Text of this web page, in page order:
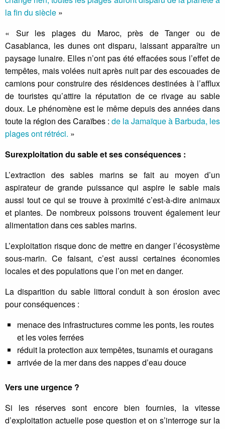
la fin du siècle »
« Sur les plages du Maroc, près de Tanger ou de
Casablanca, les dunes ont disparu, laissant apparaître un
paysage lunaire. Elles n’ont pas été effacées sous l’effet de
tempêtes, mais volées nuit après nuit par des escouades de
camions pour construire des résidences destinées à l’afflux
de touristes qu’attire la réputation de ce rivage au sable
doux. Le phénomène est le même depuis des années dans
toute la région des Caraïbes : de la Jamaïque à Barbuda, les
plages ont rétréci. »
Surexploitation du sable et ses conséquences :
L’extraction des sables marins se fait au moyen d’un
aspirateur de grande puissance qui aspire le sable mais
aussi tout ce qui se trouve à proximité c’est-à-dire animaux
et plantes. De nombreux poissons trouvent également leur
alimentation dans ces sables marins.
L’exploitation risque donc de mettre en danger l’écosystème
sous-marin. Ce faisant, c’est aussi certaines économies
locales et des populations que l’on met en danger.
La disparition du sable littoral conduit à son érosion avec
pour conséquences :
menace des infrastructures comme les ponts, les routes
et les voies ferrées
réduit la protection aux tempêtes, tsunamis et ouragans
arrivée de la mer dans des nappes d’eau douce
Vers une urgence ?
Si les réserves sont encore bien fournies, la vitesse
d’exploitation actuelle pose question et on s’interroge sur la